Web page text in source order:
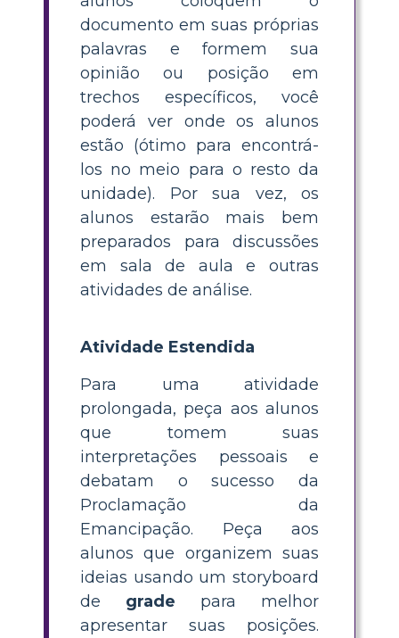
documento em suas próprias
palavras e formem sua
opinião ou posição em
trechos específicos, você
poderá ver onde os alunos
estão (ótimo para encontrá-
los no meio para o resto da
unidade). Por sua vez, os
alunos estarão mais bem
preparados para discussões
em sala de aula e outras
atividades de análise.
Atividade Estendida
Para uma atividade
prolongada, peça aos alunos
que tomem suas
interpretações pessoais e
debatam o sucesso da
Proclamação da
Emancipação. Peça aos
alunos que organizem suas
ideias usando um storyboard
de grade para melhor
apresentar suas posições.